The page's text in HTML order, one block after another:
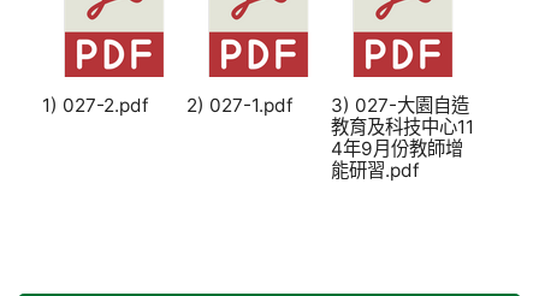
1) 027-2.pdf 2) 027-1.pdf
3) 027-大園自造
教育及科技中心11
4年9月份教師增
能研習.pdf